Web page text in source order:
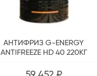
АНТИФРИЗ G-ENERGY
ANTIFREEZE HD 40 220КГ